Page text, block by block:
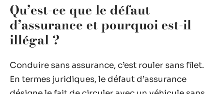
Qu’est-ce que le défaut
d’assurance et pourquoi est-il
illégal ?
Conduire sans assurance, c’est rouler sans filet.
En termes juridiques, le défaut d’assurance